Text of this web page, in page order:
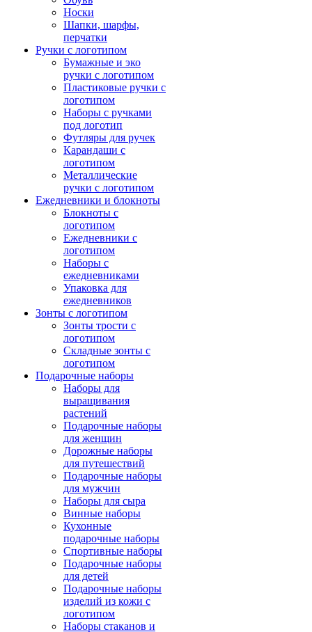
Носки
Шапки, шарфы,
перчатки
Ручки с логотипом
Бумажные и эко
ручки с логотипом
Пластиковые ручки с
логотипом
Наборы с ручками
под логотип
Футляры для ручек
Карандаши с
логотипом
Металлические
ручки с логотипом
Ежедневники и блокноты
Блокноты с
логотипом
Ежедневники с
логотипом
Наборы с
ежедневниками
Упаковка для
ежедневников
Зонты с логотипом
Зонты трости с
логотипом
Складные зонты с
логотипом
Подарочные наборы
Наборы для
выращивания
растений
Подарочные наборы
для женщин
Дорожные наборы
для путешествий
Подарочные наборы
для мужчин
Наборы для сыра
Винные наборы
Кухонные
подарочные наборы
Спортивные наборы
Подарочные наборы
для детей
Подарочные наборы
изделий из кожи с
логотипом
Наборы стаканов и